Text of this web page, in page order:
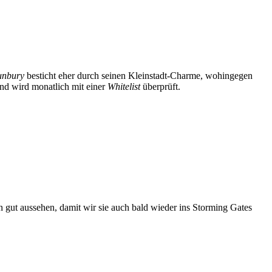
besticht eher durch seinen Kleinstadt-Charme, wohingegen
wird monatlich mit einer Whitelistüberprüft.
aussehen, damit wir sie auch bald wieder ins Storming Gates